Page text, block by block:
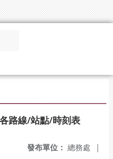
路線/站點/時刻表
發布單位： 總務處 |